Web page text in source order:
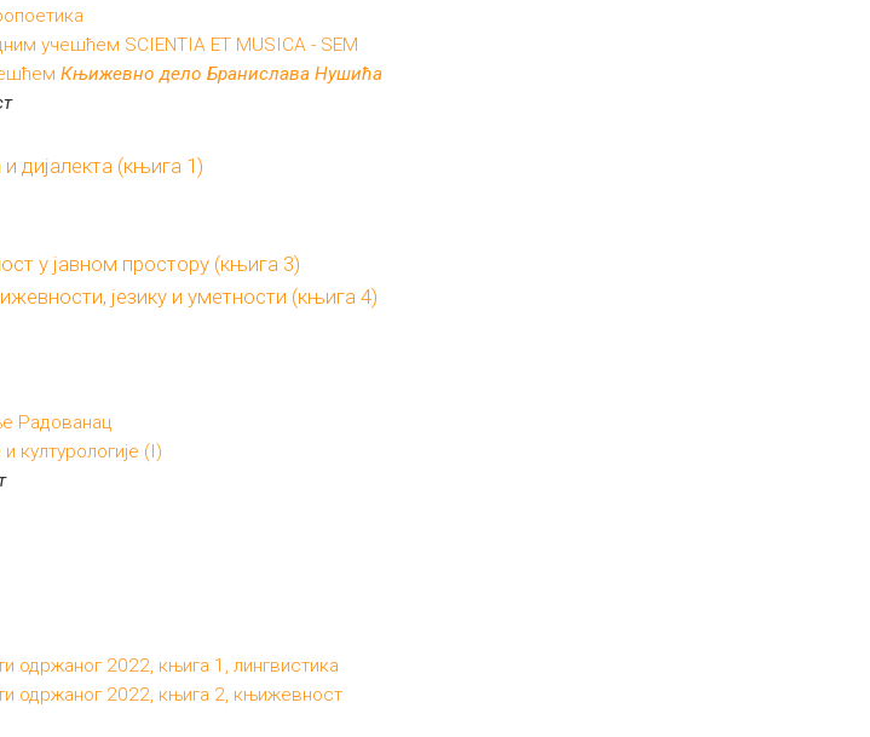
учешћем SCIENTIA ET MUSICA - SEM
Књижевно дело Бранислава Нушића
дијалекта (књига 1)
у јавном простору (књига 3)
језику и уметности (књига 4)
Радованац
(I)
одржаног 2022, књига 1, лингвистика
одржаног 2022, књига 2, књижевност